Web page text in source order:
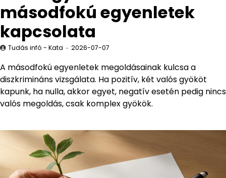
másodfokú egyenletek
kapcsolata
Tudás infó - Kata 2026-07-07
A másodfokú egyenletek megoldásainak kulcsa a
diszkrimináns vizsgálata. Ha pozitív, két valós gyököt
kapunk, ha nulla, akkor egyet, negatív esetén pedig nincs
valós megoldás, csak komplex gyökök.